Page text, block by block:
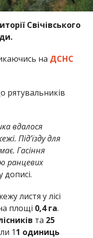
Свічівського
на ДСНС
рятувальників
вдалося
Під’їзду для
Гасіння
ранцевих
дописі.
листя у лісі
площі 0,4 га.
та 25
11 одиниць